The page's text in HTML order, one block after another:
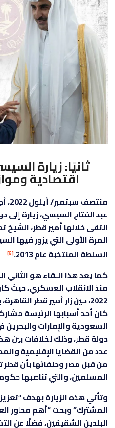
ثانيًا: زيارة
اقتصادية
عبد الفتاح السيسي، زيارة
التقى خلالها أمير قطر،
المرة الأولى التي يزور فيها
السلطة المنتخبة عام 2013.
[6]
كما يعد هذا اللقاء هو الثاني
منذ الانقلاب العسكري، حيث
2022، حين زار أمير قطر
كان أحد أسبابها الرئيسة
السعودية والإمارات
دولة قطر، وذلك لخلافات بين
عدد من القضايا الإقليمية
من قبل مصر وحلفائها بأن قطر
المسلمين، والتي تناصبها
وتأتي هذه الزيارة بهدف
المشترك” وبحث “أهم محاور
البلدين الشقيقين، فضلًا عن